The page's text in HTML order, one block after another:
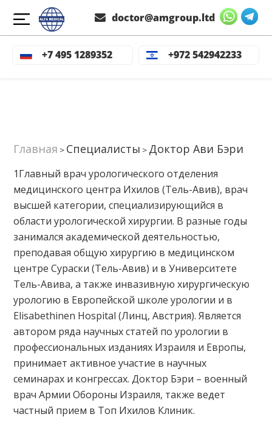
+7 495 1289352 +972 542942233
doctor@amgroup.ltd
Главная > Специалисты > Доктор Ави Бэри
1Главный врач урологического отделения
медицинского центра Ихилов (Тель-Авив), врач
высшей категории, специализирующийся в
области урологической хирургии. В разные годы
занимался академической деятельностью,
преподавая общую хирургию в медицинском
центре Сураски (Тель-Авив) и в Университете
Тель-Авива, а также инвазивную хирургическую
урологию в Европейской школе урологии и в
Elisabethinen Hospital (Линц, Австрия). Является
автором ряда научных статей по урологии в
профессиональных изданиях Израиля и Европы,
принимает активное участие в научных
семинарах и конгрессах. Доктор Бэри – военный
врач Армии Обороны Израиля, также ведет
частный прием в Топ Ихилов Клиник.